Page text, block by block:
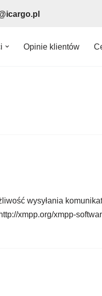
Opinie klientów
wysyłania
xmpp.org/xmpp-